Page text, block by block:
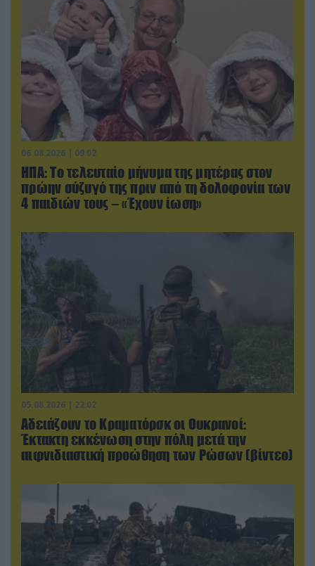
06.08.2026 | 09:02
ΗΠΑ: Το τελευταίο μήνυμα της μητέρας στον
πρώην σύζυγό της πριν από τη δολοφονία των
4 παιδιών τους – «Έχουν ίωση»
05.08.2026 | 22:02
Αδειάζουν το Κραματόρσκ οι Ουκρανοί:
Έκτακτη εκκένωση στην πόλη μετά την
αιφνιδιαστική προώθηση των Ρώσων (βίντεο)